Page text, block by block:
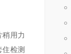
稍用力
住检测